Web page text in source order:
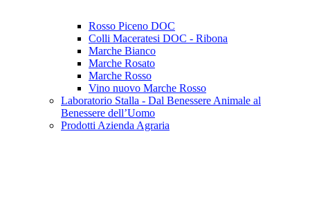
Rosso Piceno DOC
Colli Maceratesi DOC - Ribona
Marche Bianco
Marche Rosato
Marche Rosso
Vino nuovo Marche Rosso
Laboratorio Stalla - Dal Benessere Animale al
Benessere dell’Uomo
Prodotti Azienda Agraria